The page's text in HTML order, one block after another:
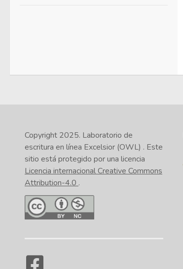
Copyright 2025. Laboratorio de
escritura en línea Excelsior (OWL) . Este
sitio está protegido por una licencia
Licencia internacional Creative Commons
Attribution-4.0 .